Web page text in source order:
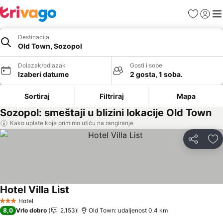
FavoritiPrijavi
Destinacija
Old Town, Sozopol
Dolazak/odlazak
Izaberi datume
Gosti i sobe
2 gosta, 1 soba.
Sortiraj Filtriraj Mapa
Sozopol: smeštaji u blizini lokacije Old Town
Kako uplate koje primimo utiču na rangiranje
Deli
3 Zvezdice
Hotel
Hotel Villa List
8,0 Vrlo dobro 2.153 Old Town: udaljenost 0.4 km